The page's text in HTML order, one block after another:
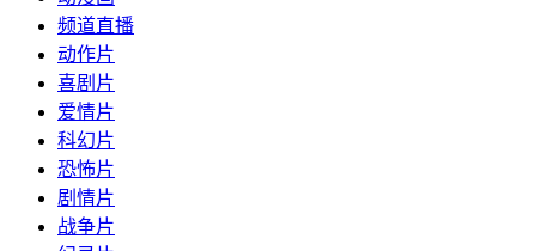
频道直播
动作片
喜剧片
爱情片
科幻片
恐怖片
剧情片
战争片